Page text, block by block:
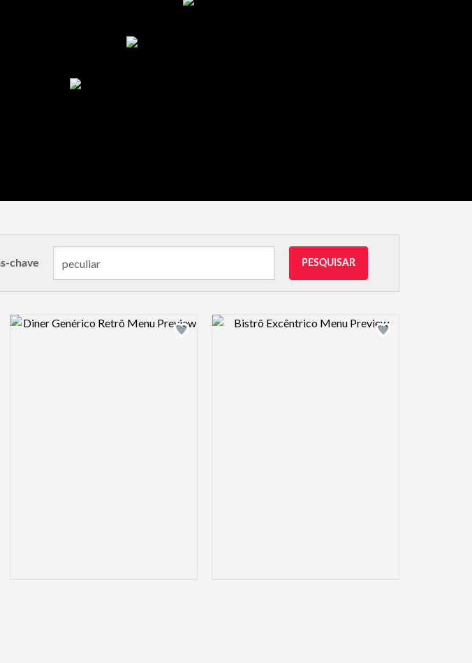
chave PESQUISAR
Design preview image Design preview image